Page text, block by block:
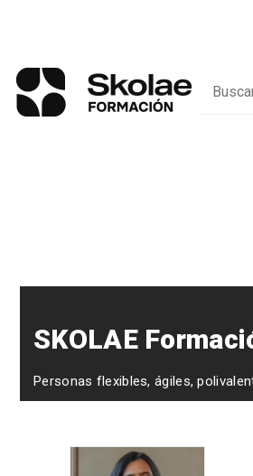
SKOLAE
Personas flexibles, ágiles,